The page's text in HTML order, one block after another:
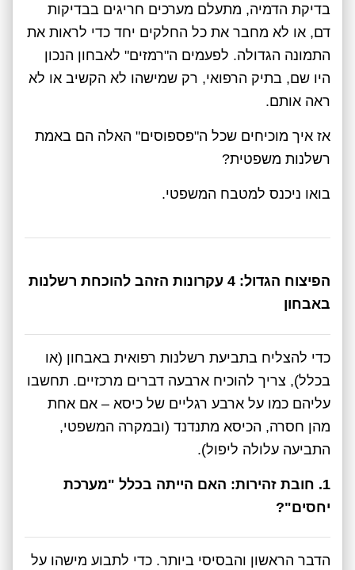
בדיקת הדמיה, מתעלם מערכים חריגים בבדיקות
דם, או לא מחבר את כל החלקים יחד כדי לראות את
התמונה הגדולה. לפעמים ה"רמזים" לאבחון הנכון
היו שם, בתיק הרפואי, רק שמישהו לא הקשיב או לא
ראה אותם.
אז איך מוכיחים שכל ה"פספוסים" האלה הם באמת
רשלנות משפטית?
בואו ניכנס למטבח המשפטי.
הפיצוח הגדול: 4 עקרונות הזהב להוכחת רשלנות
באבחון
כדי להצליח בתביעת רשלנות רפואית באבחון (או
בכלל), צריך להוכיח ארבעה דברים מרכזיים. תחשבו
עליהם כמו על ארבע רגליים של כיסא – אם אחת
מהן חסרה, הכיסא מתנדנד (ובמקרה המשפטי,
התביעה עלולה ליפול).
1. חובת זהירות: האם הייתה בכלל "מערכת
יחסים"?
הדבר הראשון והבסיסי ביותר. כדי לתבוע מישהו על